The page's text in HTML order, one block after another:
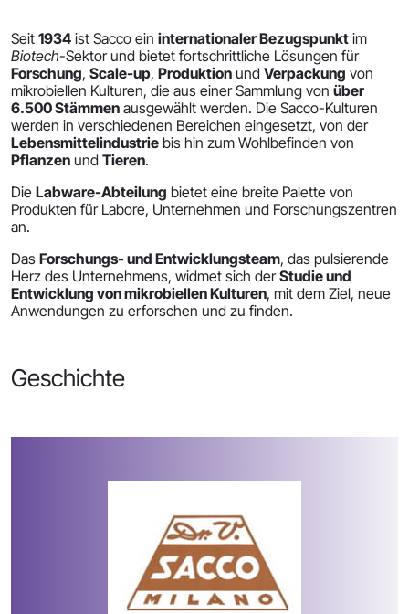
Seit 1934 ist Sacco ein internationaler Bezugspunkt im
Biotech-Sektor und bietet fortschrittliche Lösungen für
Forschung, Scale-up, Produktion und Verpackung von
mikrobiellen Kulturen, die aus einer Sammlung von über
6.500 Stämmen ausgewählt werden. Die Sacco-Kulturen
werden in verschiedenen Bereichen eingesetzt, von der
Lebensmittelindustrie bis hin zum Wohlbefinden von
Pflanzen und Tieren.
Die Labware-Abteilung bietet eine breite Palette von
Produkten für Labore, Unternehmen und Forschungszentren
an.
Das Forschungs- und Entwicklungsteam, das pulsierende
Herz des Unternehmens, widmet sich derStudie und
Entwicklung von mikrobiellen Kulturen, mit dem Ziel, neue
Anwendungen zu erforschen und zu finden.
Geschichte